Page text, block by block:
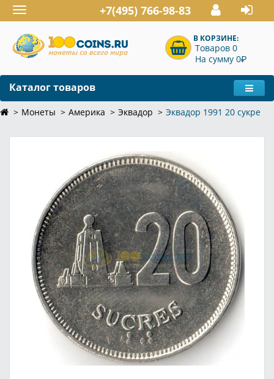
Toggle
navigation
+7(495) 766-98-83
В КОРЗИНЕ:
Товаров 0
На сумму 0P
Каталог товаров
Монеты Америка Эквадор Эквадор 1991 20 сукре